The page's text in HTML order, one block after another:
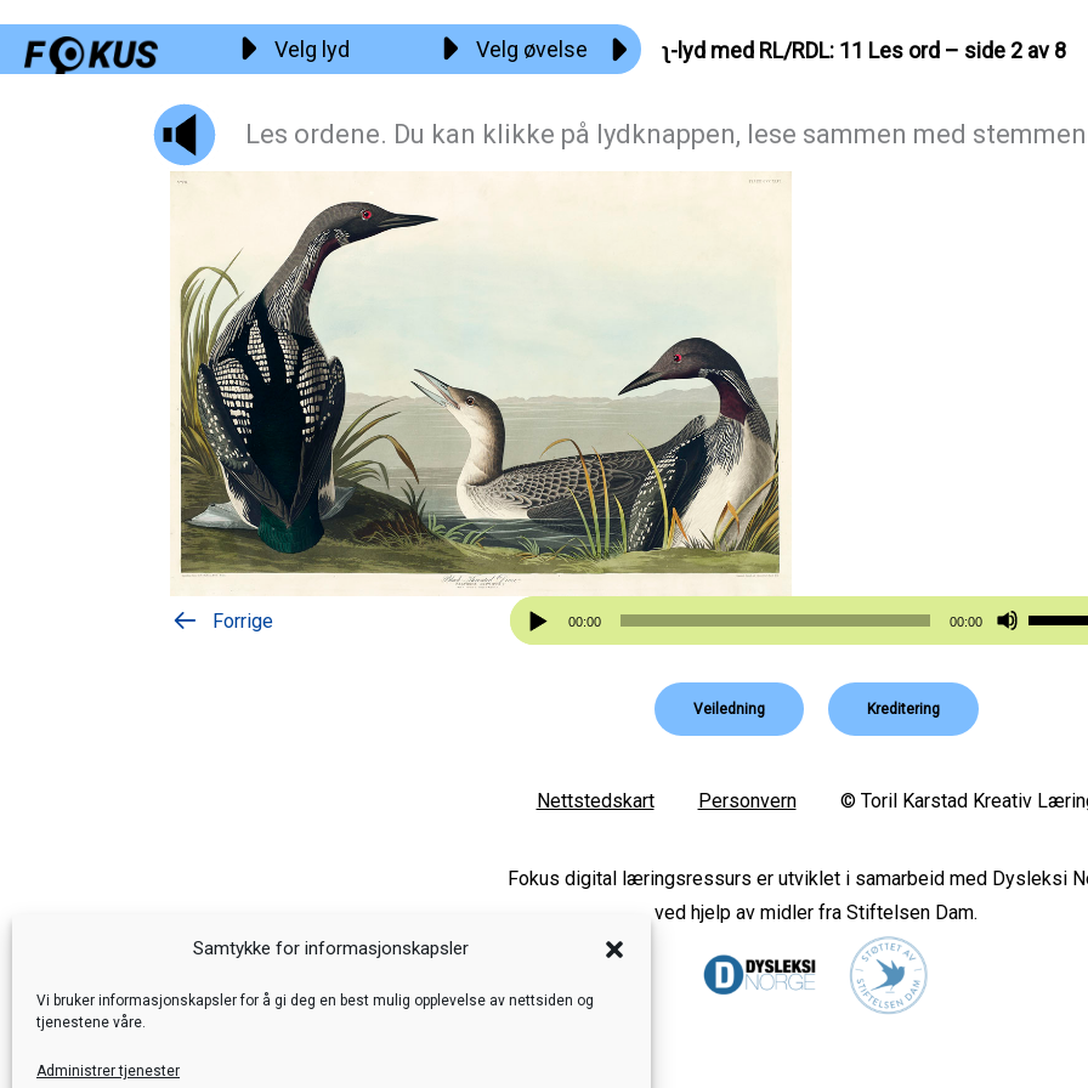
Samtykke for informasjonskapsler
Vi bruker informasjonskapsler for å gi deg en best mulig opplevelse av nettsiden og
tjenestene våre.
Administrer tjenester
rett
Velg lyd Velg øvelse ʅ-lyd med RL/RDL: 11 Les ord – side 2 av 8
Les ordene. Du kan klikke på lydknappen, lese sammen med
Forrige Lydavspiller
00:00 00:00
Bruk
opp-
for
Veiledning Kreditering
Nettstedskart Personvern© Toril Karstad Kreativ
Fokus digital læringsressurs er utviklet i samarbeid med Dysleksi
ved hjelp av midler fra Stiftelsen Dam.